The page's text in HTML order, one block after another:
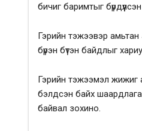
бичиг баримтыг
Гэрийн тэжээвэр
бүрэн бүтэн байдлыг
Гэрийн тэжээмэл жижиг
бэлдсэн байх
байвал зохино.